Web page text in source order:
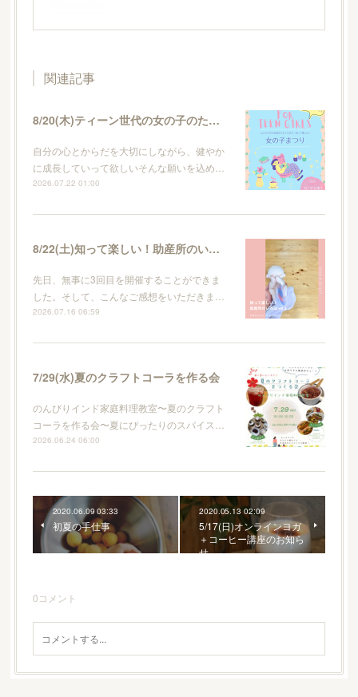
関連記事
8/20(木)ティーン世代の女の子のためのイベント・女の子まつり
自分の心とからだを大切にしながら、健やか
に成長していって欲しいそんな願いを込め…
2026.07.22 01:00
8/22(土)知って楽しい！助産所のいろはvol.4
先日、無事に3回目を開催することができま
した。そして、こんなご感想をいただきま…
2026.07.16 06:59
7/29(水)夏のクラフトコーラを作る会
のんびりインド家庭料理教室〜夏のクラフト
コーラを作る会〜夏にぴったりのスパイス…
2026.06.24 06:00
2020.06.09 03:33
初夏の手仕事
2020.05.13 02:09
5/17(日)オンラインヨガ
＋コーヒー講座のお知ら
せ
0コメント